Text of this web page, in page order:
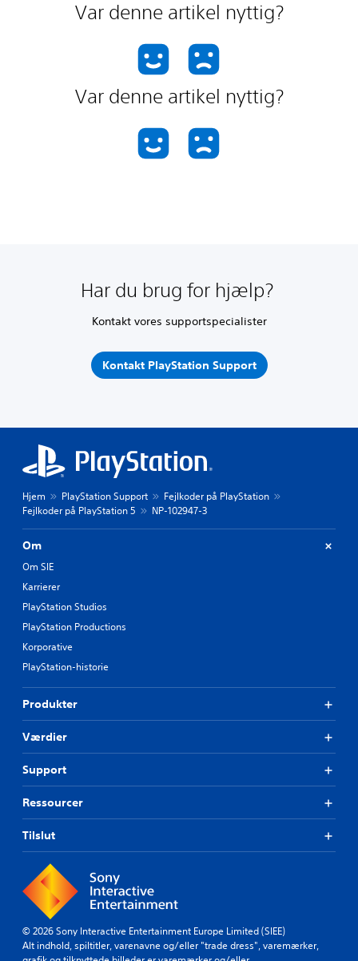
Var denne artikel nyttig?
Var denne artikel nyttig?
Har du brug for hjælp?
Kontakt vores supportspecialister
Kontakt PlayStation Support
Hjem PlayStation Support
Fejlkoder på PlayStation
Fejlkoder på PlayStation 5
NP-102947-3
Om
Om SIE
Karrierer
PlayStation Studios
PlayStation Productions
Korporative
PlayStation-historie
Produkter
Værdier
Support
Ressourcer
Tilslut
© 2026 Sony Interactive Entertainment Europe Limited (SIEE)
Alt indhold, spiltitler, varenavne og/eller "trade dress", varemærker,